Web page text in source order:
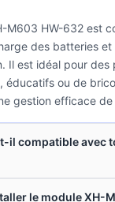
M603 HW-632 est
des batteries et
Il est idéal pour des
éducatifs ou de
gestion efficace de
il compatible avec
le module XH-